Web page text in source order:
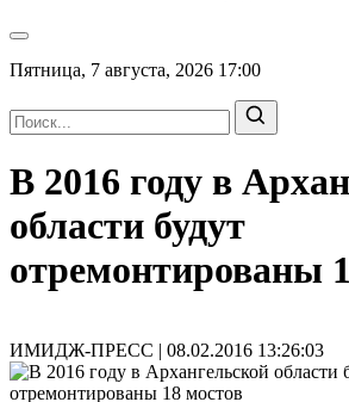
Пятница, 7 августа, 2026 17:00
В 2016 году в
области будут
отремонтированы
ИМИДЖ-ПРЕСС | 08.02.2016 13:26:03